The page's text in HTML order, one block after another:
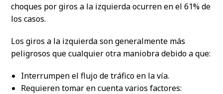
choques por giros a la izquierda ocurren en el 61% de
los casos.
Los giros a la izquierda son generalmente más
peligrosos que cualquier otra maniobra debido a que:
Interrumpen el flujo de tráfico en la vía.
Requieren tomar en cuenta varios factores: